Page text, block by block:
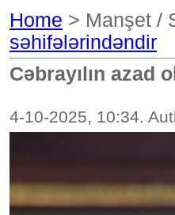
Home > Manşet /
səhifələrindəndir
Cəbrayılın azad
4-10-2025, 10:34.